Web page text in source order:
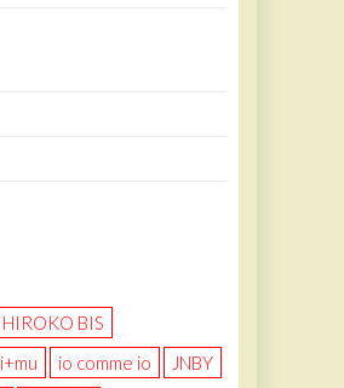
HIROKO BIS
i+mu io comme io
JNBY